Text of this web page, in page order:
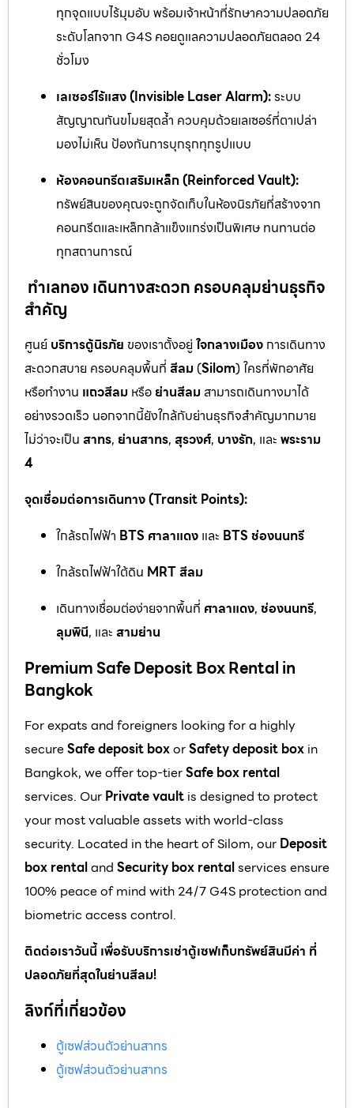
ทุกจุดแบบไร้มุมอับ พร้อมเจ้าหน้าที่รักษาความปลอดภัย
ระดับโลกจาก G4S คอยดูแลความปลอดภัยตลอด 24
ชั่วโมง
เลเซอร์ไร้แสง (Invisible Laser Alarm):ระบบ
สัญญาณกันขโมยสุดล้ำ ควบคุมด้วยเลเซอร์ที่ตาเปล่า
มองไม่เห็น ป้องกันการบุกรุกทุกรูปแบบ
ห้องคอนกรีตเสริมเหล็ก (Reinforced Vault):
ทรัพย์สินของคุณจะถูกจัดเก็บในห้องนิรภัยที่สร้างจาก
คอนกรีตและเหล็กกล้าแข็งแกร่งเป็นพิเศษ ทนทานต่อ
ทุกสถานการณ์
ทำเลทอง เดินทางสะดวก ครอบคลุมย่านธุรกิจ
สำคัญ
ศูนย์ บริการตู้นิรภัย ของเราตั้งอยู่ ใจกลางเมือง การเดินทาง
สะดวกสบาย ครอบคลุมพื้นที่ สีลม(Silom) ใครที่พักอาศัย
หรือทำงาน แถวสีลม หรือย่านสีลม สามารถเดินทางมาได้
อย่างรวดเร็ว นอกจากนี้ยังใกล้กับย่านธุรกิจสำคัญมากมาย
ไม่ว่าจะเป็น สาทร, ย่านสาทร, สุรวงศ์, บางรัก, และ พระราม
4
จุดเชื่อมต่อการเดินทาง (Transit Points):
ใกล้รถไฟฟ้า BTS ศาลาแดง และ BTS ช่องนนทรี
ใกล้รถไฟฟ้าใต้ดิน MRT สีลม
เดินทางเชื่อมต่อง่ายจากพื้นที่ ศาลาแดง, ช่องนนทรี,
ลุมพินี, และ สามย่าน
Premium Safe Deposit Box Rental in
Bangkok
For expats and foreigners looking for a highly
secureSafe deposit boxorSafety deposit box in
Bangkok, we offer top-tierSafe box rental
services. Our Private vault is designed to protect
your most valuable assets with world-class
security. Located in the heart of Silom, our Deposit
box rentaland Security box rentalservices ensure
100% peace of mind with 24/7 G4S protection and
biometric access control.
ติดต่อเราวันนี้ เพื่อรับบริการเช่าตู้เซฟเก็บทรัพย์สินมีค่า ที่
ปลอดภัยที่สุดในย่านสีลม!
ลิงก์ที่เกี่ยวข้อง
ตู้เซฟส่วนตัวย่านสาทร
ตู้เซฟส่วนตัวย่านสาทร